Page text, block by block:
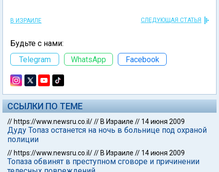
В ИЗРАИЛЕ СЛЕДУЮЩАЯ СТАТЬЯ
Будьте с нами:
Telegram
WhatsApp Facebook
ССЫЛКИ ПО ТЕМЕ
// https://www.newsru.co.il/// В Израиле // 14 июня 2009
Дуду Топаз останется на ночь в больнице под охраной
полиции
// https://www.newsru.co.il/// В Израиле // 14 июня 2009
Топаза обвинят в преступном сговоре и причинении